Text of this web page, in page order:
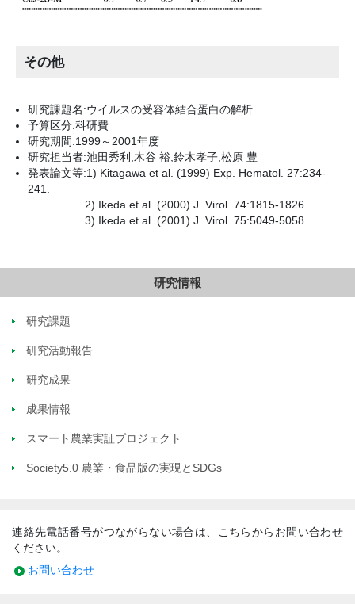
その他
研究課題名:ウイルスの受容体結合蛋白の解析
予算区分:科研費
研究期間:1999～2001年度
研究担当者:池田秀利,木谷 裕,鈴木孝子,松原 豊
発表論文等:1) Kitagawa et al. (1999) Exp. Hematol. 27:234-
241.
2) Ikeda et al. (2000) J. Virol. 74:1815-1826.
3) Ikeda et al. (2001) J. Virol. 75:5049-5058.
研究情報
研究課題
研究活動報告
研究成果
成果情報
スマート農業実証プロジェクト
Society5.0 農業・食品版の実現とSDGs
連絡先電話番号がつながらない場合は、こちらからお問い合わせ
ください。
お問い合わせ